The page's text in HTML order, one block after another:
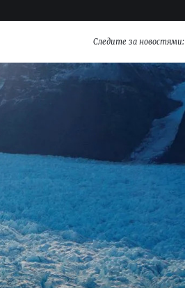
Следите за новостями: